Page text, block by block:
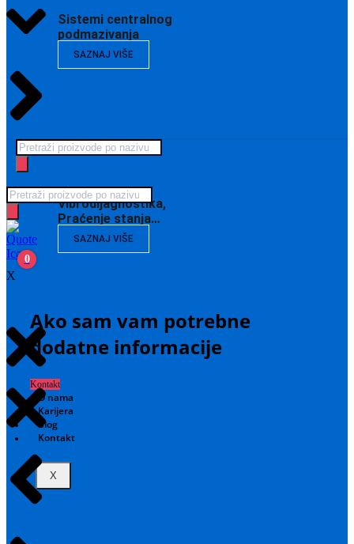
Sistemi centralnog
podmazivanja
SAZNAJ VIŠE
Vibrodijagnostika,
Praćenje stanja…
SAZNAJ VIŠE
Ako sam vam potrebne
dodatne informacije
Kontakt
O nama
Karijera
Blog
Kontakt
X
Products
search
Products
search
0
X